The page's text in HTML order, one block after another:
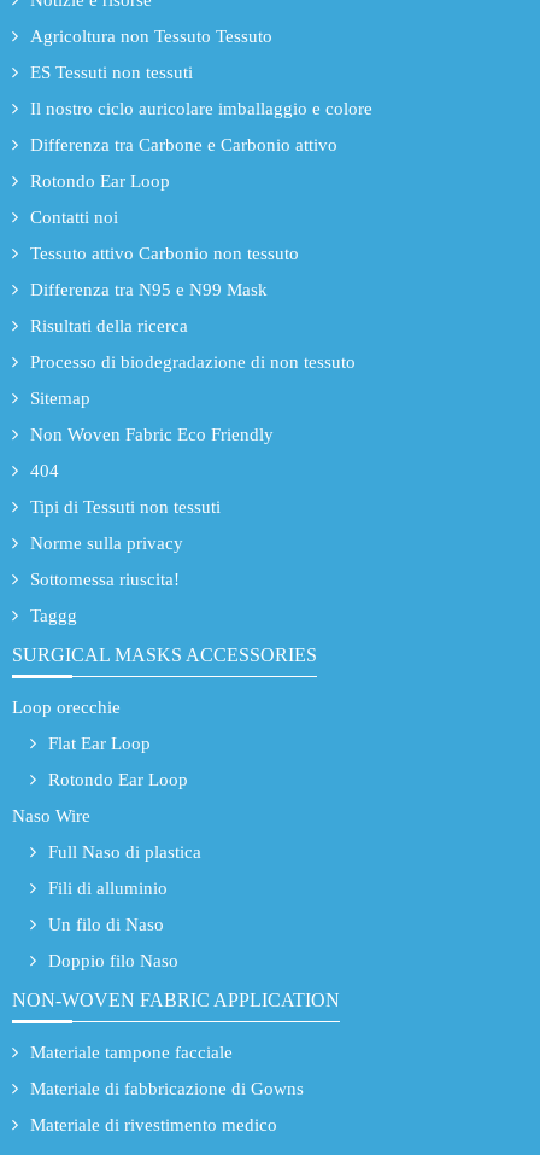
Agricoltura non Tessuto Tessuto
ES Tessuti non tessuti
Il nostro ciclo auricolare imballaggio e colore
Differenza tra Carbone e Carbonio attivo
Rotondo Ear Loop
Contatti noi
Tessuto attivo Carbonio non tessuto
Differenza tra N95 e N99 Mask
Risultati della ricerca
Processo di biodegradazione di non tessuto
Sitemap
Non Woven Fabric Eco Friendly
404
Tipi di Tessuti non tessuti
Norme sulla privacy
Sottomessa riuscita!
Taggg
SURGICAL MASKS ACCESSORIES
Loop orecchie
Flat Ear Loop
Rotondo Ear Loop
Naso Wire
Full Naso di plastica
Fili di alluminio
Un filo di Naso
Doppio filo Naso
NON-WOVEN FABRIC APPLICATION
Materiale tampone facciale
Materiale di fabbricazione di Gowns
Materiale di rivestimento medico